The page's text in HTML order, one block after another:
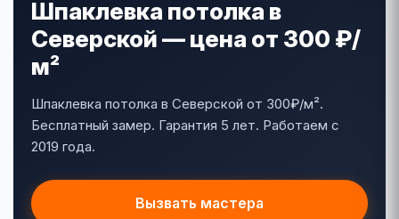
Шпаклевка потолка в
Северской — цена от 300 ₽/
м²
Шпаклевка потолка в Северской от 300₽/м².
Бесплатный замер. Гарантия 5 лет. Работаем с
2019 года.
Вызвать мастера